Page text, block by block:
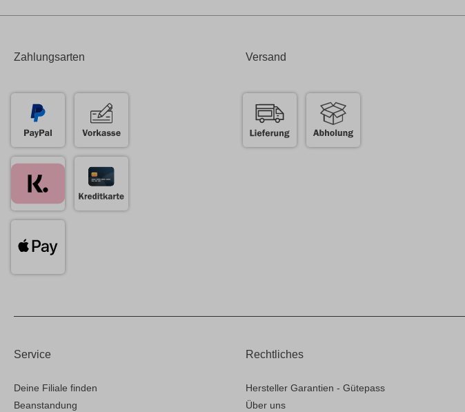
Zahlungsarten Versand
Service
Deine Filiale finden
Beanstandung
Rechtliches
Hersteller Garantien - Gütepass
Über uns